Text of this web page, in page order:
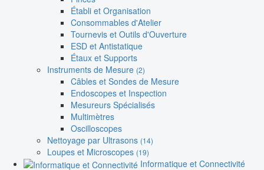
Établi et Organisation
Consommables d'Atelier
Tournevis et Outils d'Ouverture
ESD et Antistatique
Étaux et Supports
Instruments de Mesure (2)
Câbles et Sondes de Mesure
Endoscopes et Inspection
Mesureurs Spécialisés
Multimètres
Oscilloscopes
Nettoyage par Ultrasons (14)
Loupes et Microscopes (19)
Informatique et Connectivité